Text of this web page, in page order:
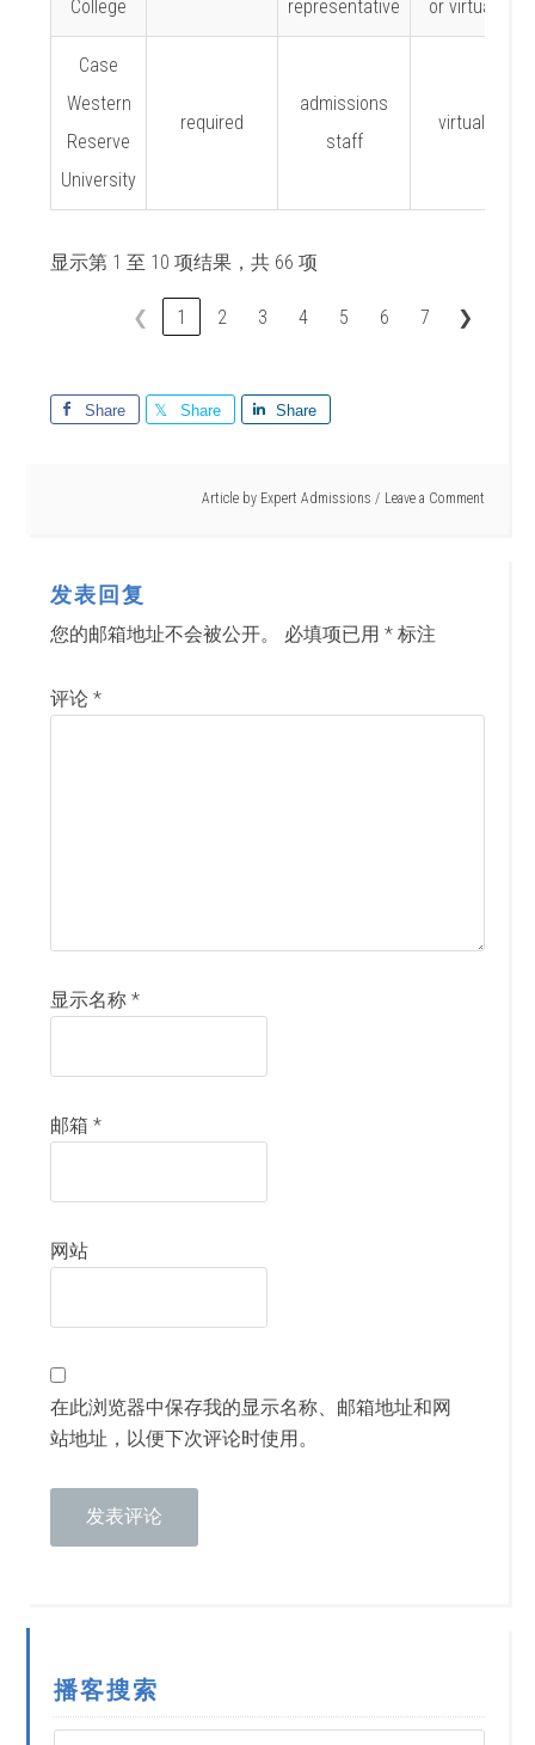
College representative or virtual
Case
Western
Reserve
University
required
admissions
staff
virtual
显示第 1 至 10 项结果，共 66 项
❮ 1 2 3 4 5 6 7 ❯
Share Share Share
Article by Expert Admissions Leave a Comment
发表回复
您的邮箱地址不会被公开。 必填项已用* 标注
评论*
显示名称*
邮箱*
网站
在此浏览器中保存我的显示名称、邮箱地址和网
站地址，以便下次评论时使用。
播客搜索